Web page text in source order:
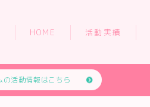
HOME 活動実績
の活動情報はこちら